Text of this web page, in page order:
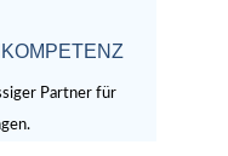
Partner für